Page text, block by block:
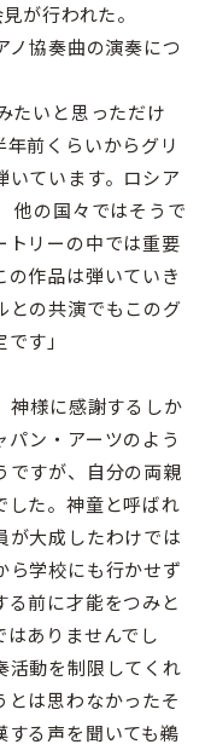
が行われた。
協奏曲の演奏につ
たいと思っただけ
前くらいからグリ
いています。ロシア
他の国々ではそうで
トリーの中では重要
の作品は弾いていき
との共演でもこのグ
す」
神様に感謝するしか
ン・アーツのよう
ですが、自分の両親
した。神童と呼ばれ
が大成したわけでは
ら学校にも行かせず
前に才能をつみと
ありませんでし
活動を制限してくれ
とは思わなかったそ
する声を聞いても鵜